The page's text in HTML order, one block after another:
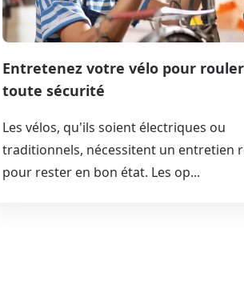
Entretenez votre vélo pour
toute sécurité
Les vélos, qu'ils soient électriques ou
traditionnels, nécessitent un entretien
pour rester en bon état. Les op...